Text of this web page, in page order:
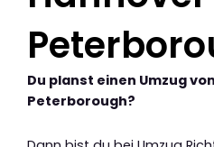
Du planst einen Umzug
Peterborough?